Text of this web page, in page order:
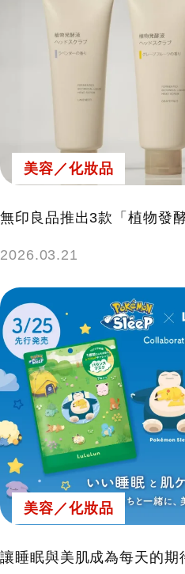
美容／化妝品
無印良品推出3款「植物發
2026.03.21
美容／化妝品
讓睡眠與美肌成為每天的